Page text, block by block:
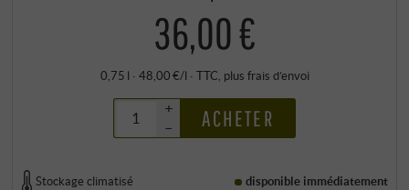
36,00 €
0,75 l · 48,00 €/l · TTC , plus frais d’envoi
+
–
ACHETER
Stockage climatisé disponible immédiatement